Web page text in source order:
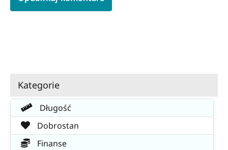
Kategorie
Długość
Dobrostan
Finanse